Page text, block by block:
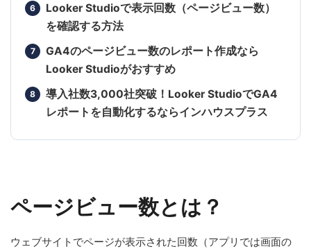
Looker Studioで表示回数（ページビュー数）
を確認する方法
GA4のページビュー数のレポート作成なら
Looker Studioがおすすめ
導入社数3,000社突破！Looker StudioでGA4
レポートを自動化するならインハウスプラス
ページビュー数とは？
ウェブサイトでページが表示された回数（アプリでは画面の